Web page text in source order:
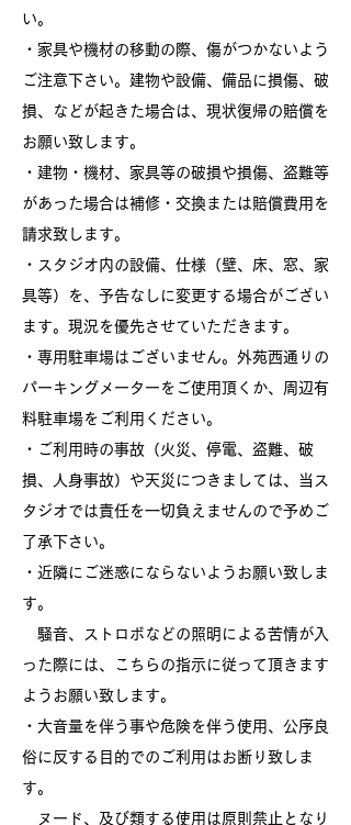
い。
・家具や機材の移動の際、傷がつかないよう
ご注意下さい。建物や設備、備品に損傷、破
損、などが起きた場合は、 現状復帰の賠償を
お願い致します。
・建物・機材、家具等の破損や損傷、盗難等
があった場合は補修・交換または賠償費用を
請求致します。
・スタジオ内の設備、仕様（壁、床、窓、家
具等）を、予告なしに変更する場合がござい
ます。現況を優先させて いただきます。
・専用駐車場はございません。外苑西通りの
パーキングメーターをご使用頂くか、周辺有
料駐車場をご利用くださ い。
・ご利用時の事故（火災、停電、盗難、破
損、人身事故）や天災につきましては、当ス
タジオでは責任を一切負えませんので予めご
了承下さい。
・近隣にご迷惑にならないようお願い致しま
す。
騒音、ストロボなどの照明による苦情が入
った際には、こちらの指示に従って頂きます
ようお願い致します。
・大音量を伴う事や危険を伴う使用、公序良
俗に反する目的でのご利用はお断り致しま
す。
ヌード、及び類する使用は原則禁止となり